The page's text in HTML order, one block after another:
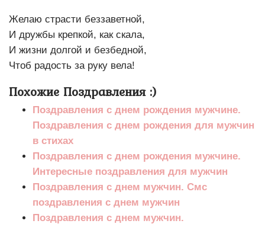
Желаю страсти беззаветной,
И дружбы крепкой, как скала,
И жизни долгой и безбедной,
Чтоб радость за руку вела!
Похожие Поздравления :)
Поздравления с днем рождения мужчине.
Поздравления с днем рождения для мужчин
в стихах
Поздравления с днем рождения мужчине.
Интересные поздравления для мужчин
Поздравления с днем мужчин. Смс
поздравления с днем мужчин
Поздравления с днем мужчин.